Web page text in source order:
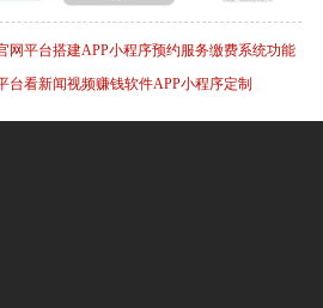
网平台搭建APP小程序预约服务缴费系统功能
台看新闻视频赚钱软件APP小程序定制